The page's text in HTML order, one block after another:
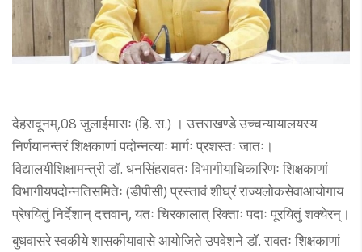
देहरादूनम्,08 जुलाईमासः (हि. स.) । उत्तराखण्डे उच्चन्यायालयस्य
निर्णयानन्तरं शिक्षकाणां पदोन्नत्याः मार्गः प्रशस्तः जातः।
विद्यालयीशिक्षामन्त्री डॉ. धनसिंहरावतः विभागीयाधिकारिणः शिक्षकाणां
विभागीयपदोन्नतिसमितेः (डीपीसी) प्रस्तावं शीघ्रं राज्यलोकसेवाआयोगाय
प्रेषयितुं निर्देशान् दत्तवान्, यतः चिरकालात् रिक्ताः पदाः पूरयितुं शक्येरन्।
बुधवासरे स्वकीये शासकीयावासे आयोजिते उपवेशने डॉ. रावतः शिक्षकाणां